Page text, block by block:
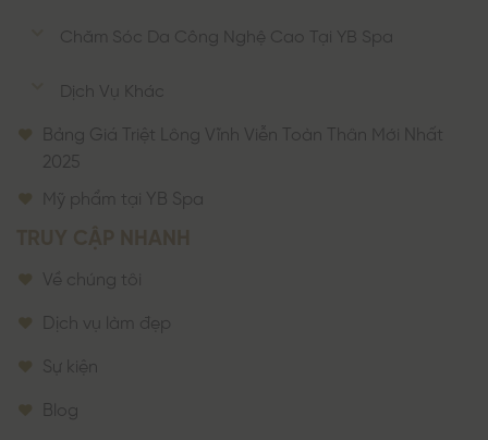
Chăm Sóc Da Công Nghệ Cao Tại YB Spa
Dịch Vụ Khác
Bảng Giá Triệt Lông Vĩnh Viễn Toàn Thân Mới Nhất
2025
Mỹ phẩm tại YB Spa
Về chúng tôi
Dịch vụ làm đẹp
Sự kiện
Blog